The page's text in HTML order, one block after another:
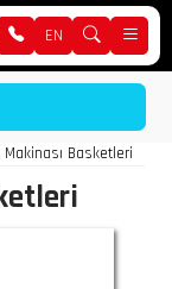
EN
Makinası Basketleri